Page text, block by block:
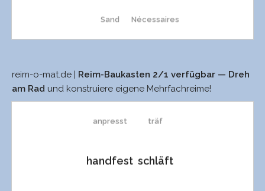
Want
presch
mesch
sähst
säg
Sand Nécessaires
reim-o-mat.de |
Reim-Baukasten 2/1 verfügbar — Dreh
am Rad und konstruiere eigene Mehrfachreime!
anpresst
handfest
träf
schläft